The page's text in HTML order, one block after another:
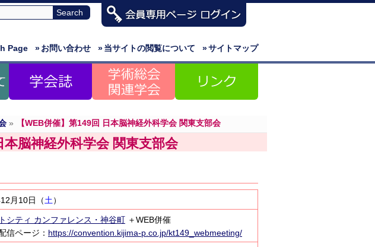
»サイトマップ
»当サイトの閲覧について
»お問い合わせ
Page
» 【WEB併催】第149回 日本脳神経外科学会 関東支部会
本脳神経外科学会 関東支部会
月10日 （土）
シティ カンファレンス・神谷町 ＋WEB併催
信ページ： https://convention.kijima-p.co.jp/kt149_webmeeting/